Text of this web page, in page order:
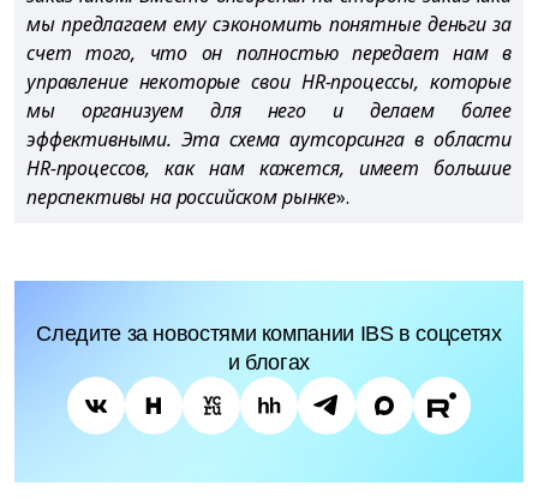
мы предлагаем ему сэкономить понятные деньги за
счет того, что он полностью передает нам в
управление некоторые свои HR-процессы, которые
мы организуем для него и делаем более
эффективными. Эта схема аутсорсинга в области
HR-процессов, как нам кажется, имеет большие
перспективы на российском рынке».
Следите за новостями компании IBS в соцсетях
и блогах